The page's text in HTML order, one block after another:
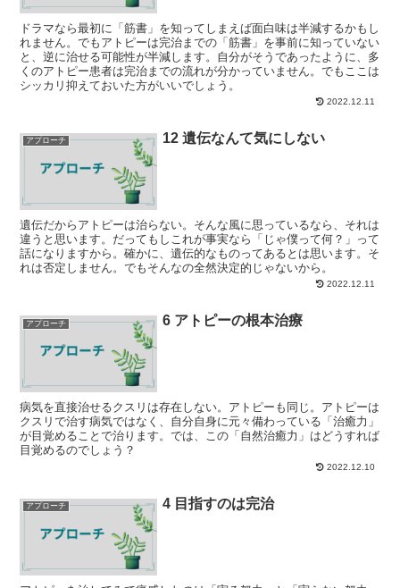
ドラマなら最初に「筋書」を知ってしまえば面白味は半減するかもし
れません。でもアトピーは完治までの「筋書」を事前に知っていない
と、逆に治せる可能性が半減します。自分がそうであったように、多
くのアトピー患者は完治までの流れが分かっていません。でもここは
シッカリ抑えておいた方がいいでしょう。
2022.12.11
アプローチ 12 遺伝なんて気にしない
遺伝だからアトピーは治らない。そんな風に思っているなら、それは
違うと思います。だってもしこれが事実なら「じゃ僕って何？」って
話になりますから。確かに、遺伝的なものってあるとは思います。そ
れは否定しません。でもそんなの全然決定的じゃないから。
2022.12.11
アプローチ 6 アトピーの根本治療
病気を直接治せるクスリは存在しない。アトピーも同じ。アトピーは
クスリで治す病気ではなく、自分自身に元々備わっている「治癒力」
が目覚めることで治ります。では、この「自然治癒力」はどうすれば
目覚めるのでしょう？
2022.12.10
アプローチ 4 目指すのは完治